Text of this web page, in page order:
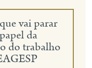
vai parar
da
do trabalho